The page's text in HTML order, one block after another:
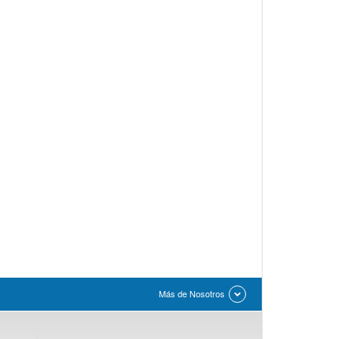
Más de Nosotros